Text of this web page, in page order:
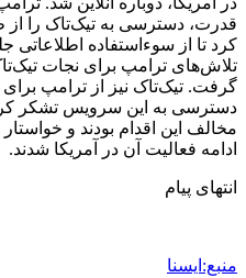
قدرت، دسترسی به تیک‌تاک را از
کرد تا از سوءاستفاده اطلاعاتی
تلاش‌های ترامپ برای نجات
گرفت. تیک‌تاک نیز از ترامپ
دسترسی به این سرویس تشکر
مخالف این اقدام بودند و
ادامه فعالیت آن در آمریکا شدند.
انتهای پیام
منبع:ایسنا